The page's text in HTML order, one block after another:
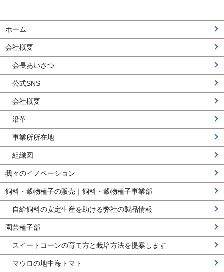
ホーム
会社概要
会長あいさつ
公式SNS
会社概要
沿革
事業所所在地
組織図
我々のイノベーション
飼料・穀物種子の販売｜飼料・穀物種子事業部
自給飼料の安定生産を助ける弊社の製品情報
園芸種子部
スイートコーンの育て方と栽培方法を提案します
マウロの地中海トマト